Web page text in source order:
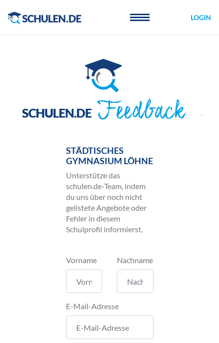
LOGIN
SCHULEN.DE Feedback
STÄDTISCHES
GYMNASIUM LÖHNE
Unterstütze das
schulen.de-Team, indem
du uns über noch nicht
gelistete Angebote oder
Fehler in diesem
Schulprofil informierst.
Vorname Nachname
E-Mail-Adresse